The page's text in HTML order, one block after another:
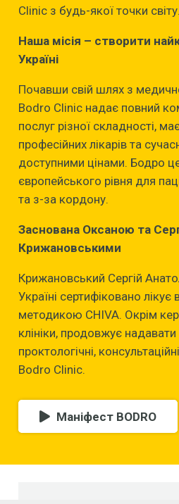
Clinic з будь-якої точки світу.
Наша місія – створити
Україні
Почавши свій шлях з
Bodro Clinic надає повний
послуг різної складності,
професійних лікарів та
доступними цінами. Бодро
європейського рівня для
та з-за кордону.
Заснована Оксаною та
Крижановськими
Крижановський Сергій
Україні сертифіковано
методикою CHIVA. Окрім
клініки, продовжує надавати
проктологічні,
Bodro Clinic.
Маніфест BODRO